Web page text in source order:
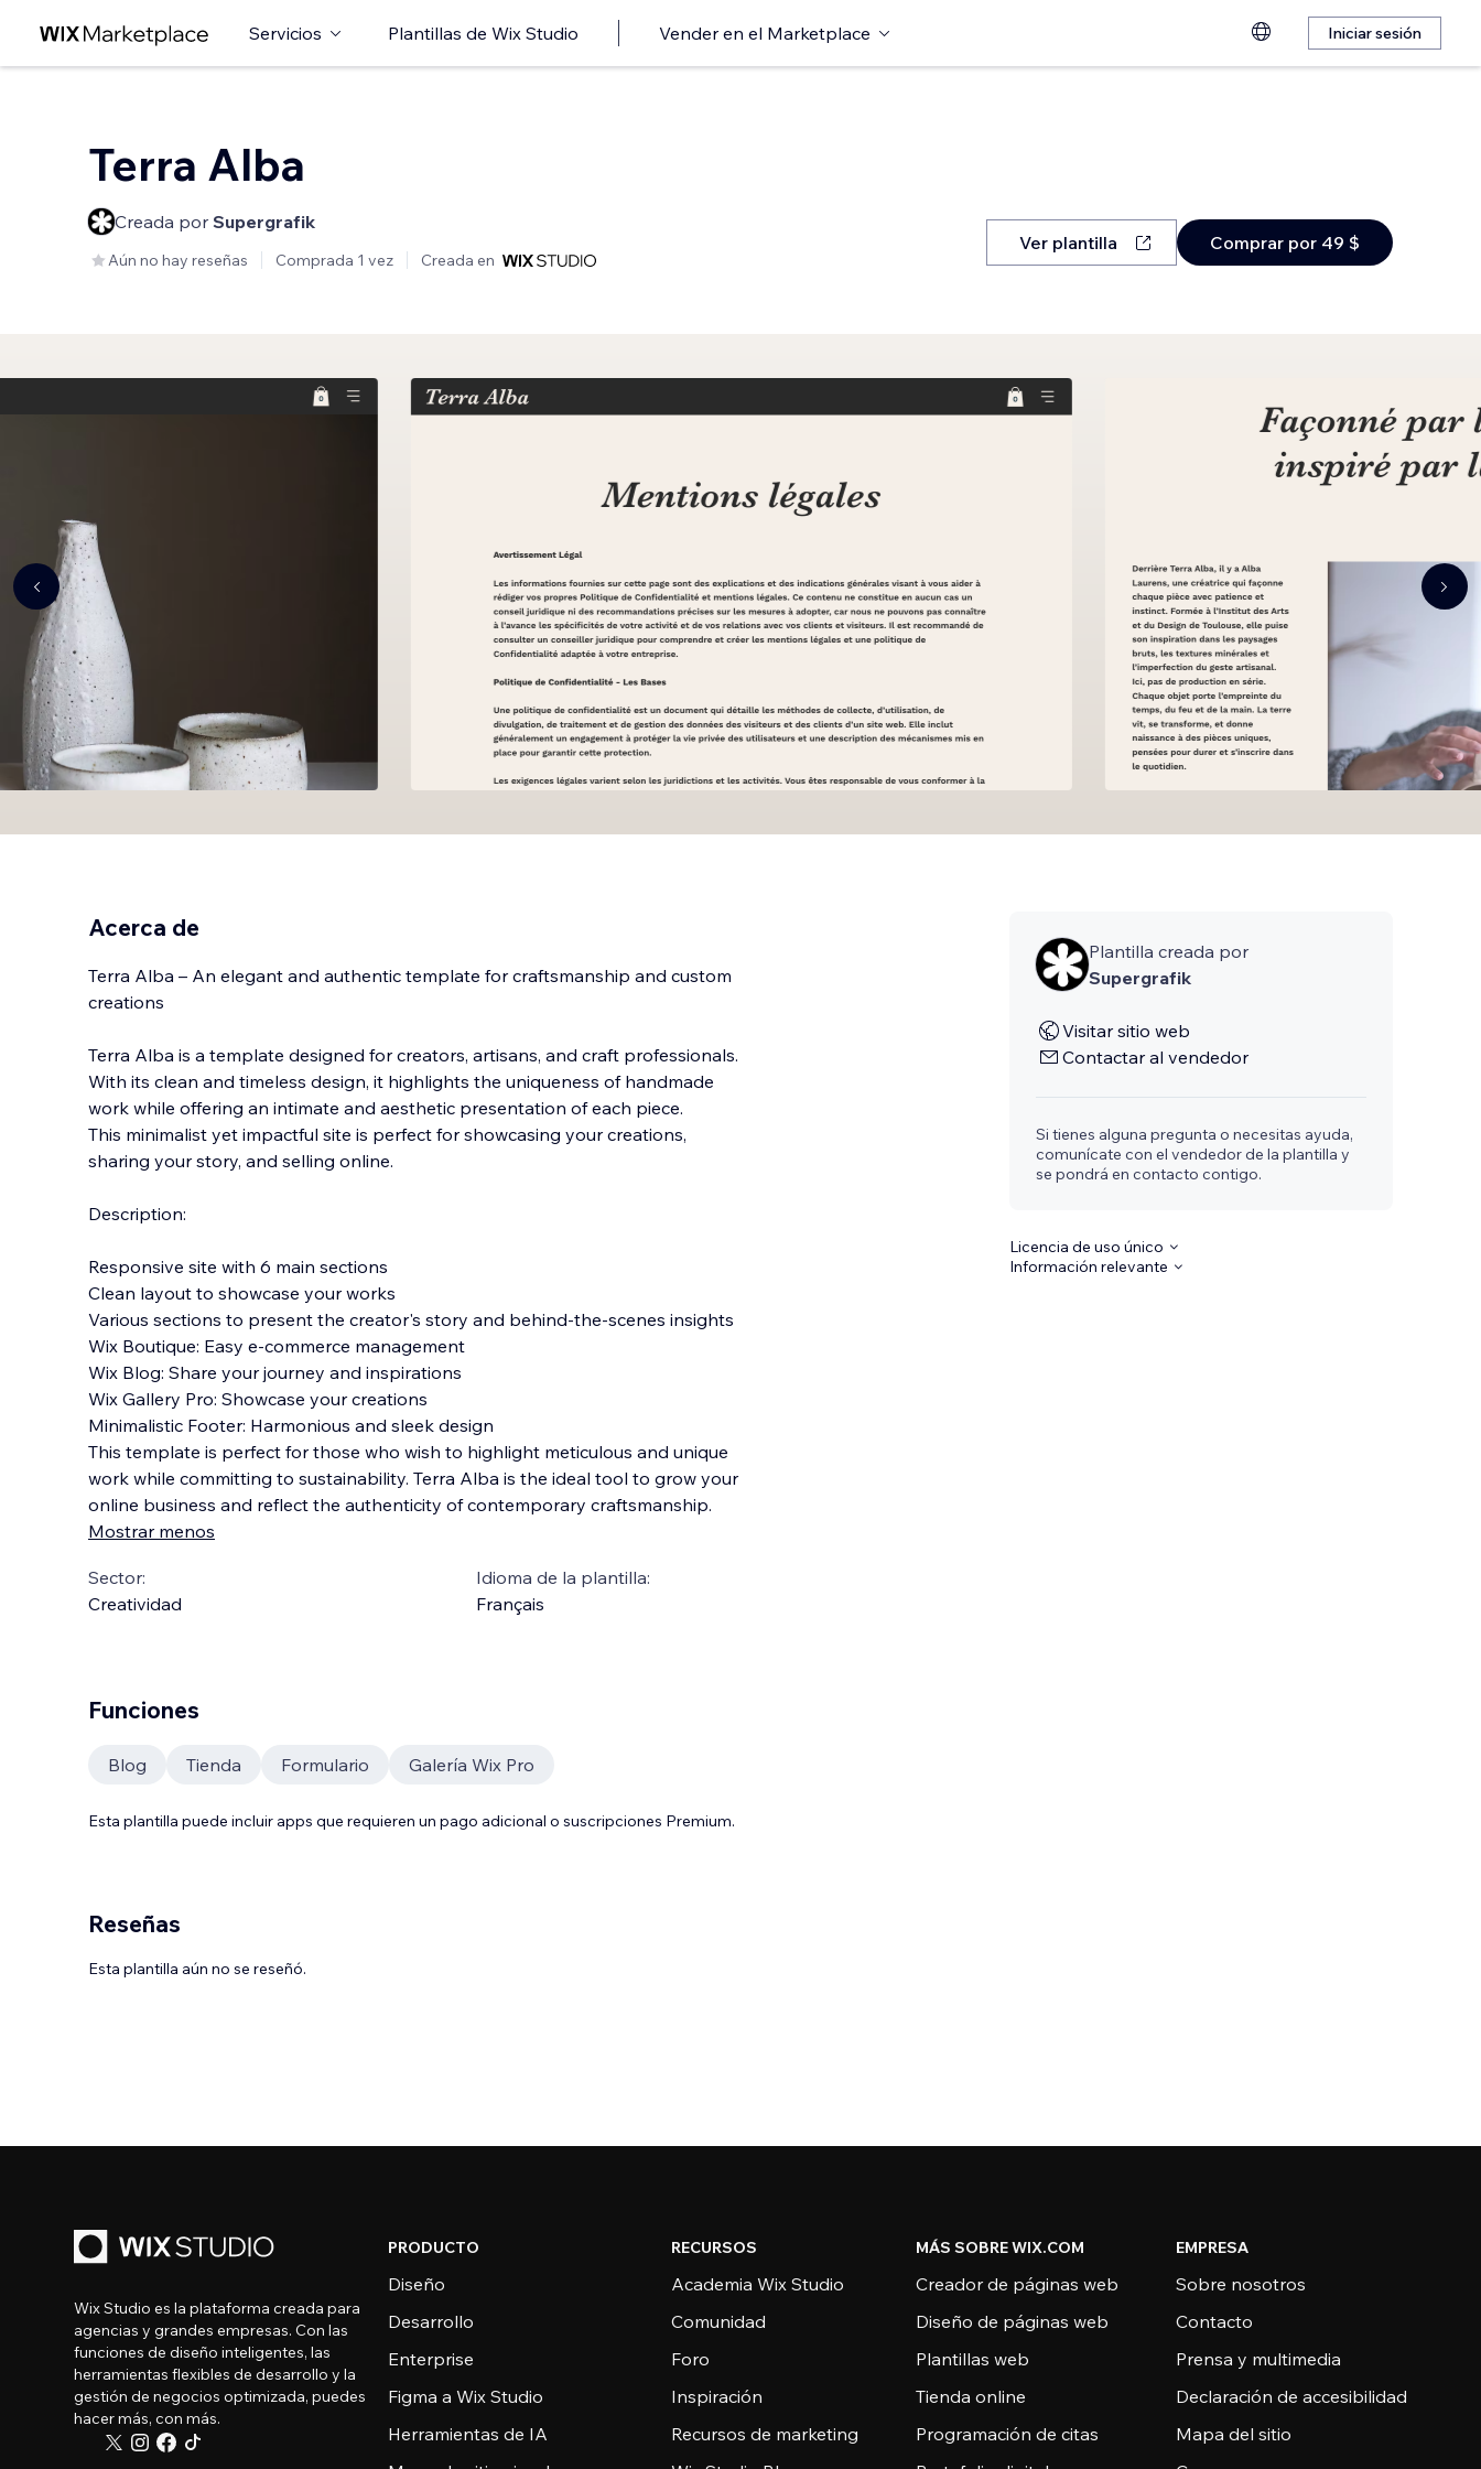
Servicios Plantillas de Wix Studio Vender en el Marketplace Iniciar sesión
Terra Alba
Creada por Supergrafik
Aún no hay reseñas Comprada 1 vez Creada en
Ver plantilla Comprar por 49 $
Acerca de
Terra Alba – An elegant and authentic template for craftsmanship and custom
creations
Terra Alba is a template designed for creators, artisans, and craft professionals.
With its clean and timeless design, it highlights the uniqueness of handmade
work while offering an intimate and aesthetic presentation of each piece.
This minimalist yet impactful site is perfect for showcasing your creations,
sharing your story, and selling online.
Description:
Responsive site with 6 main sections
Clean layout to showcase your works
Various sections to present the creator's story and behind-the-scenes insights
Wix Boutique: Easy e-commerce management
Wix Blog: Share your journey and inspirations
Wix Gallery Pro: Showcase your creations
Minimalistic Footer: Harmonious and sleek design
This template is perfect for those who wish to highlight meticulous and unique
work while committing to sustainability. Terra Alba is the ideal tool to grow your
online business and reflect the authenticity of contemporary craftsmanship.
Mostrar menos
Sector:
Creatividad
Idioma de la plantilla:
Français
Plantilla creada por
Supergrafik
Visitar sitio web
Contactar al vendedor
Si tienes alguna pregunta o necesitas ayuda,
comunícate con el vendedor de la plantilla y
se pondrá en contacto contigo.
Licencia de uso único
Información relevante
Funciones
Blog Tienda Formulario Galería Wix Pro
Esta plantilla puede incluir apps que requieren un pago adicional o suscripciones Premium.
Reseñas
Esta plantilla aún no se reseñó.
Wix Studio es la plataforma creada para
agencias y grandes empresas. Con las
funciones de diseño inteligentes, las
herramientas flexibles de desarrollo y la
gestión de negocios optimizada, puedes
hacer más, con más.
PRODUCTO
Diseño
Desarrollo
Enterprise
Figma a Wix Studio
Herramientas de IA
RECURSOS
Academia Wix Studio
Comunidad
Foro
Inspiración
Recursos de marketing
MÁS SOBRE WIX.COM
Creador de páginas web
Diseño de páginas web
Plantillas web
Tienda online
Programación de citas
EMPRESA
Sobre nosotros
Contacto
Prensa y multimedia
Declaración de accesibilidad
Mapa del sitio